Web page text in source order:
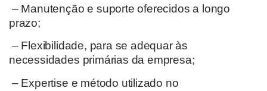
– Manutenção e suporte oferecidos a longo
prazo;
– Flexibilidade, para se adequar às
necessidades primárias da empresa;
– Expertise e método utilizado no